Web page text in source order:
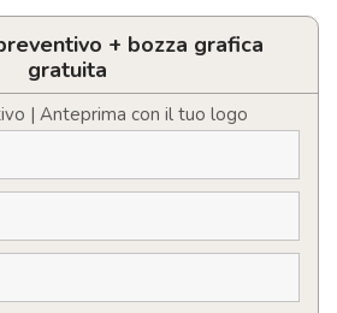
+ bozza grafica
gratuita
| Anteprima con il tuo logo